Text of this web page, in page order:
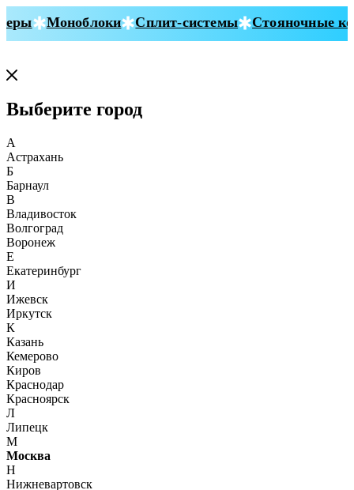
Моноблоки Сплит-системы Стояночные
Выберите город
А
Астрахань
Б
Барнаул
В
Владивосток
Волгоград
Воронеж
Е
Екатеринбург
И
Ижевск
Иркутск
К
Казань
Кемерово
Киров
Краснодар
Красноярск
Л
Липецк
М
Москва
Н
Нижневартовск